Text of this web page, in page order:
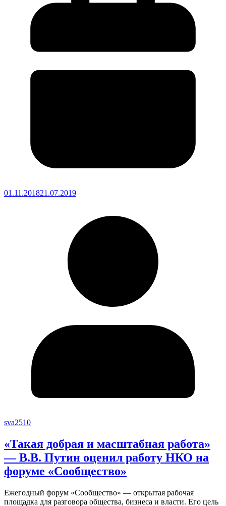
01.11.201821.07.2019
sva2510
«Такая добрая и масштабная работа»
— В.В. Путин оценил работу НКО на
форуме «Сообщество»
Ежегодный форум «Сообщество» — открытая рабочая
площадка для разговора общества, бизнеса и власти. Его цель